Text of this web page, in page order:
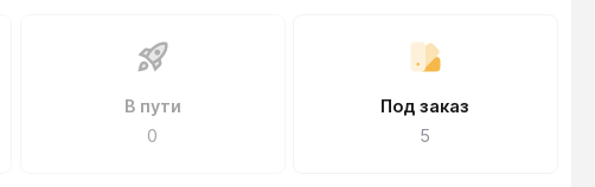
В пути
0
Под заказ
5